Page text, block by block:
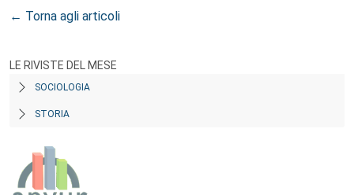
← Torna agli articoli
LE RIVISTE DEL MESE
SOCIOLOGIA
STORIA